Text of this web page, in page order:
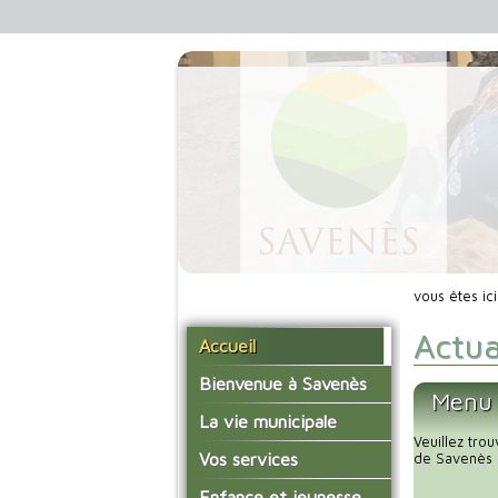
Accueil
Bienvenue à Savenès
Situer Savenès
Savenès en chiffre
L'histoire du village
La vie municipale
Vos élus
Les compte-rendus du
Vos services
La mairie
vous êtes
Veuillez
de Savenès